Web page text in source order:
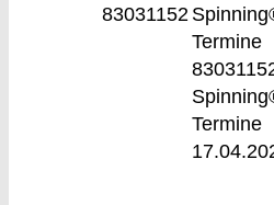
83031152
Termine
Termine